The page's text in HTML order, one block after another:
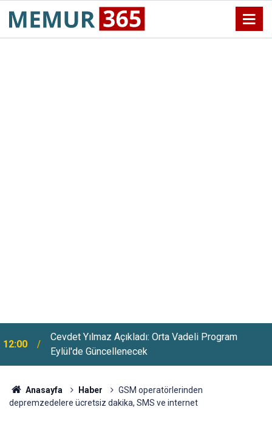
Eylül'de Güncellenecek
11:36
Yargıtay'dan Emeklileri İlgilendiren Karar: SGK
Emekliye Faiz Ödeyecek
Anasayfa Haber
GSM operatörlerinden
depremzedelere ücretsiz dakika, SMS ve internet